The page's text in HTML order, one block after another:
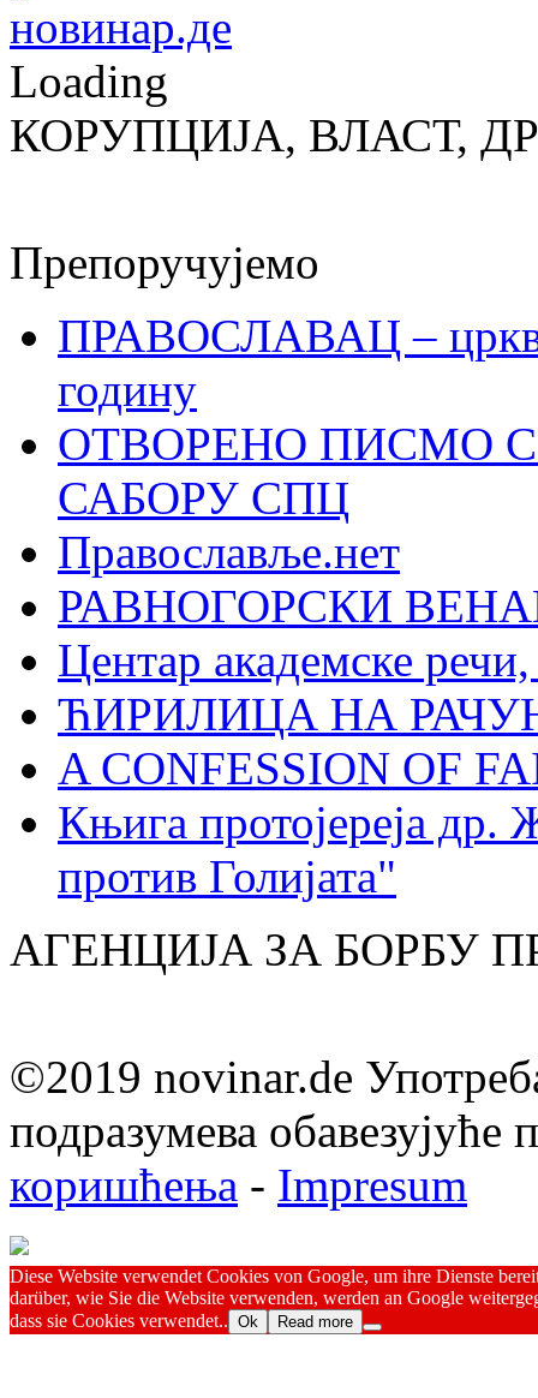
Loading
КОРУПЦИЈА, ВЛАСТ,
Препоручујемо
ПРАВОСЛАВАЦ –
годину
ОТВОРЕНО ПИСМО
САБОРУ СПЦ
Православље.нет
РАВНОГОРСКИ
Центар академске
ЋИРИЛИЦА НА
A CONFESSION OF
Књига протојереја др.
против Голијата"
АГЕНЦИЈА ЗА БОРБУ
©2019 novinar.de
подразумева обавезујуће
коришћења - Impresum
Diese Website verwendet Cookies von Google, um ihre Dienste
darüber, wie Sie die Website verwenden, werden an Google
dass sie Cookies verwendet.. Ok Read more